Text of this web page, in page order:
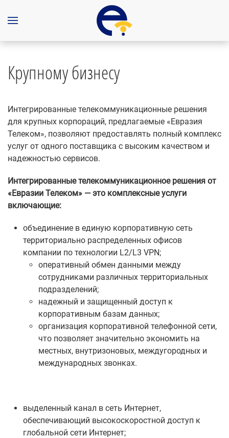
Крупному бизнесу
Интегрированные телекоммуникационные решения
для крупных корпораций, предлагаемые «Евразия
Телеком», позволяют предоставлять полный комплекс
услуг от одного поставщика с высоким качеством и
надежностью сервисов.
Интегрированные телекоммуникационное решения от
«Евразии Телеком» — это комплексные услуги
включающие:
объединение в единую корпоративную сеть
территориально распределенных офисов
компании по технологии L2/L3 VPN;
оперативный обмен данными между
сотрудниками различных территориальных
подразделений;
надежный и защищенный доступ к
корпоративным базам данных;
организация корпоративной телефонной сети,
что позволяет значительно экономить на
местных, внутризоновых, междугородных и
международных звонках.
выделенный канал в сеть Интернет,
обеспечивающий высокоскоростной доступ к
глобальной сети Интернет;